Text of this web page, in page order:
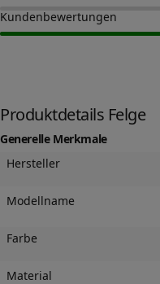
Kundenbewertungen
Produktdetails Felge
Generelle Merkmale
Hersteller
Modellname
Farbe
Material